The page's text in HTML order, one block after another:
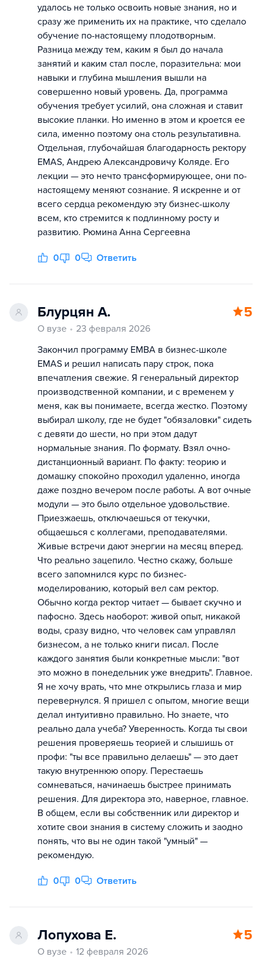
удалось не только освоить новые знания, но и
сразу же применить их на практике, что сделало
обучение по-настоящему плодотворным.
Разница между тем, каким я был до начала
занятий и каким стал после, поразительна: мои
навыки и глубина мышления вышли на
совершенно новый уровень. Да, программа
обучения требует усилий, она сложная и ставит
высокие планки. Но именно в этом и кроется ее
сила, именно поэтому она столь результативна.
Отдельная, глубочайшая благодарность ректору
EMAS, Андрею Александровичу Коляде. Его
лекции — это нечто трансформирующее, они по-
настоящему меняют сознание. Я искренне и от
всего сердца рекомендую эту бизнес-школу
всем, кто стремится к подлинному росту и
развитию. Рюмина Анна Сергеевна
0 0 Ответить
Блурцян А. 5
О вузе
23 февраля 2026
Закончил программу EMBA в бизнес-школе
EMAS и решил написать пару строк, пока
впечатления свежие. Я генеральный директор
производственной компании, и с временем у
меня, как вы понимаете, всегда жестко. Поэтому
выбирал школу, где не будет "обязаловки" сидеть
с девяти до шести, но при этом дадут
нормальные знания. По формату. Взял очно-
дистанционный вариант. По факту: теорию и
домашку спокойно проходил удаленно, иногда
даже поздно вечером после работы. А вот очные
модули — это было отдельное удовольствие.
Приезжаешь, отключаешься от текучки,
общаешься с коллегами, преподавателями.
Живые встречи дают энергии на месяц вперед.
Что реально зацепило. Честно скажу, больше
всего запомнился курс по бизнес-
моделированию, который вел сам ректор.
Обычно когда ректор читает — бывает скучно и
пафосно. Здесь наоборот: живой опыт, никакой
воды, сразу видно, что человек сам управлял
бизнесом, а не только книги писал. После
каждого занятия были конкретные мысли: "вот
это можно в понедельник уже внедрить". Главное.
Я не хочу врать, что мне открылись глаза и мир
перевернулся. Я пришел с опытом, многие вещи
делал интуитивно правильно. Но знаете, что
реально дала учеба? Уверенность. Когда ты свои
решения проверяешь теорией и слышишь от
профи: "ты все правильно делаешь" — это дает
такую внутреннюю опору. Перестаешь
сомневаться, начинаешь быстрее принимать
решения. Для директора это, наверное, главное.
В общем, если вы собственник или директор и
хотите свои знания в систему сложить и заодно
понять, что вы не один такой "умный" —
рекомендую.
0 0 Ответить
Лопухова Е. 5
О вузе 12 февраля 2026